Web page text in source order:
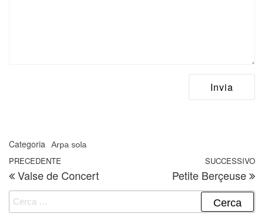
Categoria Arpa sola
Navigazione articoli
Articolo precedente
PRECEDENTE
Valse de Concert
SUCCESSIVO
Petite Berçeuse
Ricerca per: